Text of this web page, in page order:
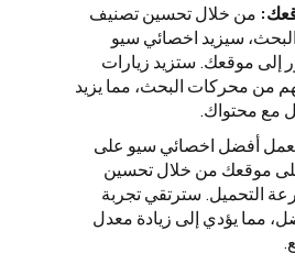
: من خلال تحسين تصنيف
سيزيد اخصائي سيو
إلى موقعك. ستزيد زيارات
من محركات البحث، مما يزيد
مع محتواك.
أفضل اخصائي سيو على
موقعك من خلال تحسين
التحميل. سترتقي تجربة
مما يؤدي إلى زيادة معدل